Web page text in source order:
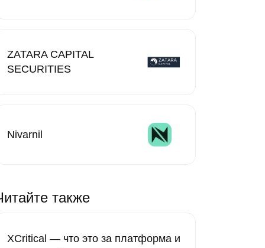
ZATARA CAPITAL
SECURITIES
Nivarnil
также
XCritical — что это за платформа и